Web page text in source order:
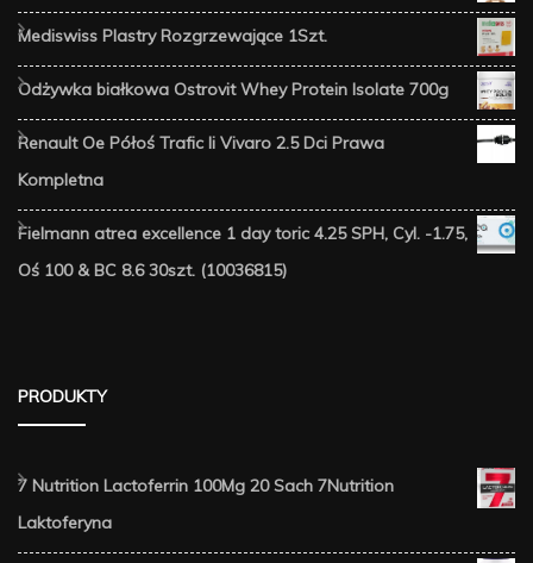
Mediswiss Plastry Rozgrzewające 1Szt.
Odżywka białkowa Ostrovit Whey Protein Isolate 700g
Renault Oe Półoś Trafic Ii Vivaro 2.5 Dci Prawa
Kompletna
Fielmann atrea excellence 1 day toric 4.25 SPH, Cyl. -1.75,
Oś 100 & BC 8.6 30szt. (10036815)
PRODUKTY
7 Nutrition Lactoferrin 100Mg 20 Sach 7Nutrition
Laktoferyna